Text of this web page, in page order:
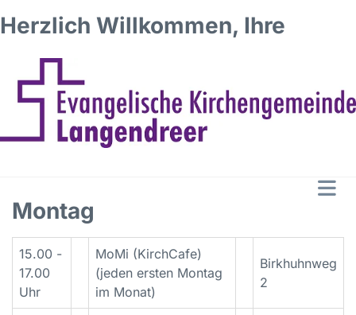
Herzlich Willkommen, Ihre
Montag
15.00 -
17.00
Uhr
MoMi (KirchCafe)
(jeden ersten Montag
im Monat)
Birkhuhnweg
2